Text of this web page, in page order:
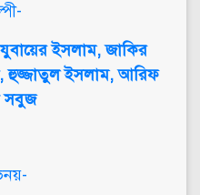
ইসলাম, জাকির
হুজ্জাতুল ইসলাম, আরিফ
সবুজ